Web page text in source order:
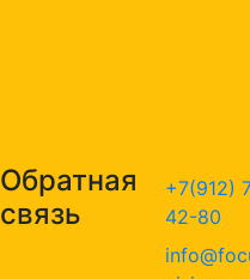
Обратная
связь
+7(912)
42-80